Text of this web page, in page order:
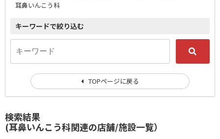
検索結果
(耳鼻いんこう科関連の店舗/施設一覧）
耳鼻いんこう科
キーワードで絞り込む
TOPページに戻る